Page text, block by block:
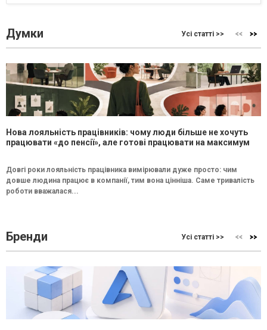
Думки Усі статті >>
Нова лояльність працівників: чому люди більше не хочуть
працювати «до пенсії», але готові працювати на максимум
Довгі роки лояльність працівника вимірювали дуже просто: чим
довше людина працює в компанії, тим вона цінніша. Саме тривалість
роботи вважалася...
Бренди Усі статті >>